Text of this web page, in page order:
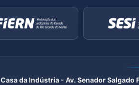
Casa da Indústria - Av. Senador